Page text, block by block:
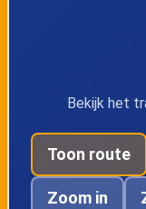
Bekijk het
Toon route
Zoom in